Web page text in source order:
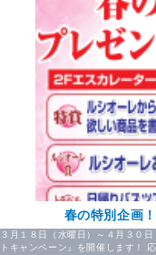
春の特別企画
３月１８日（水曜日）～４月３０
トキャンペーン』を開催します！